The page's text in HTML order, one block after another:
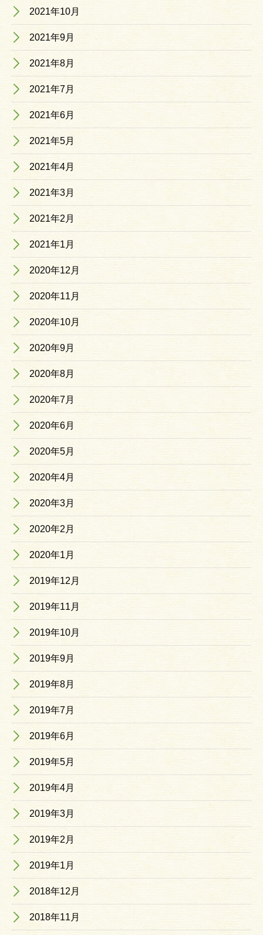
2021年10月
2021年9月
2021年8月
2021年7月
2021年6月
2021年5月
2021年4月
2021年3月
2021年2月
2021年1月
2020年12月
2020年11月
2020年10月
2020年9月
2020年8月
2020年7月
2020年6月
2020年5月
2020年4月
2020年3月
2020年2月
2020年1月
2019年12月
2019年11月
2019年10月
2019年9月
2019年8月
2019年7月
2019年6月
2019年5月
2019年4月
2019年3月
2019年2月
2019年1月
2018年12月
2018年11月